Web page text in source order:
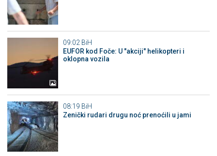
09:02 BiH
EUFOR kod Foče: U "akciji" helikopteri i
oklopna vozila
08:19 BiH
Zenički rudari drugu noć prenoćili u jami